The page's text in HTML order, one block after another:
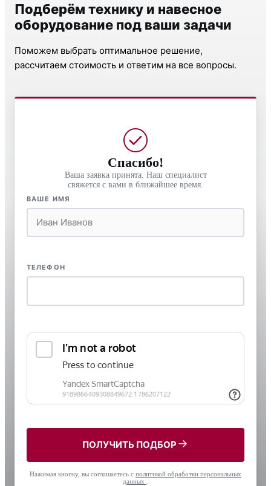
Подберём технику и навесное
оборудование под ваши задачи
Поможем выбрать оптимальное решение,
рассчитаем стоимость и ответим на все вопросы.
Спасибо!
Ваша заявка принята. Наш специалист
свяжется с вами в ближайшее время.
ВАШЕ ИМЯ
ТЕЛЕФОН
ПОЛУЧИТЬ ПОДБОР
Нажимая кнопку, вы соглашаетесь с политикой обработки персональных
данных